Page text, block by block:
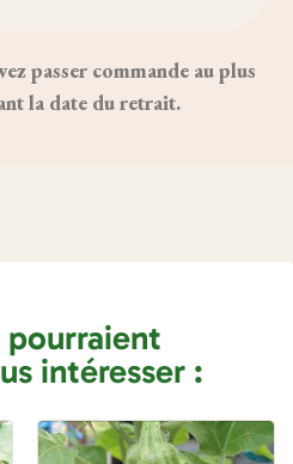
passer commande au plus
la date du retrait.
pourraient
intéresser :